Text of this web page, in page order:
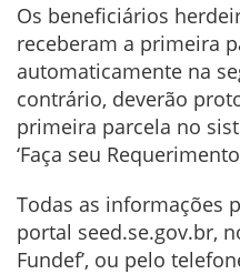
Os beneficiários
receberam a primeira
automaticamente na
contrário, deverão
primeira parcela no
‘Faça seu
Todas as informações
portal seed.se.gov.br,
Fundef’, ou pelo